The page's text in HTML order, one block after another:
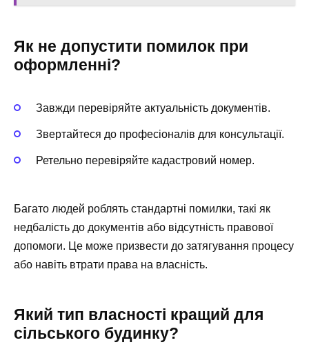
Як не допустити помилок при
оформленні?
Завжди перевіряйте актуальність документів.
Звертайтеся до професіоналів для консультації.
Ретельно перевіряйте кадастровий номер.
Багато людей роблять стандартні помилки, такі як
недбалість до документів або відсутність правової
допомоги. Це може призвести до затягування процесу
або навіть втрати права на власність.
Який тип власності кращий для
сільського будинку?